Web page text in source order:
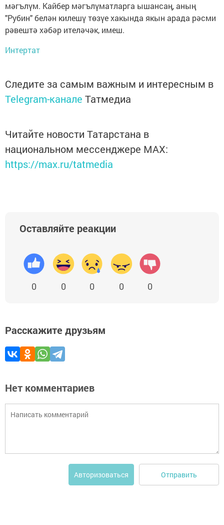
мәгълүм. Кайбер мәгълүматларга ышансаң, аның
"Рубин" белән килешү төзүе хакында якын арада рәсми
рәвештә хәбәр ителәчәк, имеш.
Интертат
Следите за самым важным и интересным в
Telegram-канале Татмедиа
Читайте новости Татарстана в
национальном мессенджере MАХ:
https://max.ru/tatmedia
Оставляйте реакции
0 0 0 0 0
Расскажите друзьям
Нет комментариев
Авторизоваться Отправить